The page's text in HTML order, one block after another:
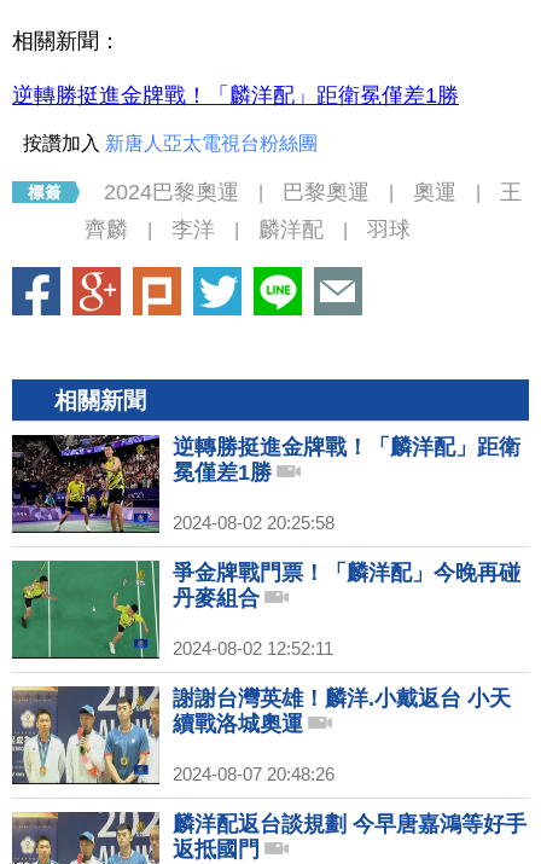
相關新聞：
逆轉勝挺進金牌戰！「麟洋配」距衛冕僅差1勝
按讚加入 新唐人亞太電視台粉絲團
2024巴黎奧運 巴黎奧運 奧運
王
齊麟
李洋 麟洋配 羽球
相關新聞
逆轉勝挺進金牌戰！「麟洋配」距衛
冕僅差1勝
2024-08-02 20:25:58
爭金牌戰門票！「麟洋配」今晚再碰
丹麥組合
2024-08-02 12:52:11
謝謝台灣英雄！麟洋.小戴返台 小天
續戰洛城奧運
2024-08-07 20:48:26
麟洋配返台談規劃 今早唐嘉鴻等好手
返抵國門